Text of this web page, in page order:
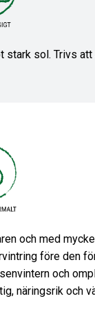
stark sol. Trivs
och med
före den
och
näringsrik och